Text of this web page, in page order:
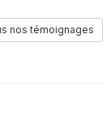
nos témoignages